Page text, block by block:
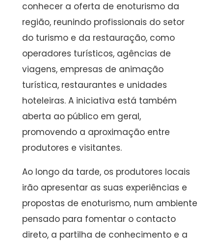
conhecer a oferta de enoturismo da
região, reunindo profissionais do setor
do turismo e da restauração, como
operadores turísticos, agências de
viagens, empresas de animação
turística, restaurantes e unidades
hoteleiras. A iniciativa está também
aberta ao público em geral,
promovendo a aproximação entre
produtores e visitantes.
Ao longo da tarde, os produtores locais
irão apresentar as suas experiências e
propostas de enoturismo, num ambiente
pensado para fomentar o contacto
direto, a partilha de conhecimento e a